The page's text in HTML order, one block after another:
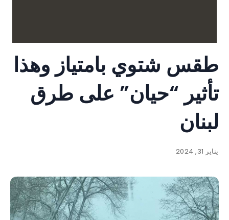
طقس شتوي بامتياز وهذا
تأثير “حيان” على طرق
لبنان
يناير 31, 2024